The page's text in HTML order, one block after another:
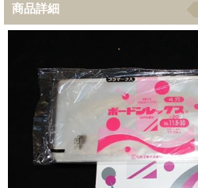
商品詳細